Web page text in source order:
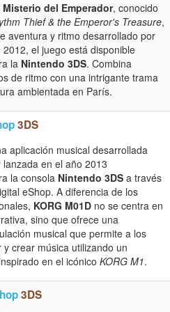
del Emperador, conocido
Thief & the Emperor's Treasure,
aventura y ritmo desarrollado por
2012, el juego está disponible
la Nintendo 3DS. Combina
de ritmo con una intrigante trama
ambientada en París.
3DS
aplicación musical desarrollada
lanzada en el año 2013
la consola Nintendo 3DS a través
eShop. A diferencia de los
KORG M01D no se centra en
sino que ofrece una
musical que permite a los
crear música utilizando un
en el icónico KORG M1.
3DS